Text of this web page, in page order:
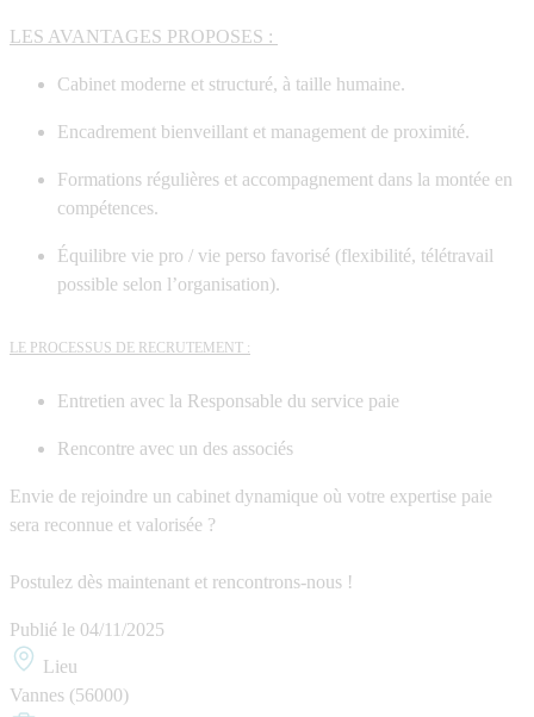
LES AVANTAGES PROPOSES :
Cabinet moderne et structuré, à taille humaine.
Encadrement bienveillant et management de proximité.
Formations régulières et accompagnement dans la montée en
compétences.
Équilibre vie pro / vie perso favorisé (flexibilité, télétravail
possible selon l’organisation).
LE PROCESSUS DE RECRUTEMENT :
Entretien avec la Responsable du service paie
Rencontre avec un des associés
Envie de rejoindre un cabinet dynamique où votre expertise paie
sera reconnue et valorisée ?
Postulez dès maintenant et rencontrons-nous !
Publié le 04/11/2025
Lieu
Vannes (56000)